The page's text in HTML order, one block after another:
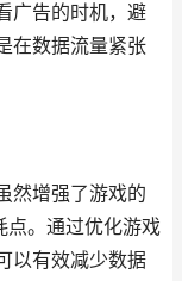
广告的时机，避
在数据流量紧张
然增强了游戏的
点。通过优化游戏
以有效减少数据